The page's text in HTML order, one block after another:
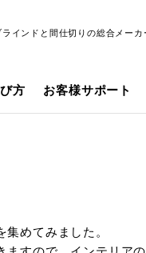
ラインドと間仕切りの総合メーカ
方 お客様サポート
めてみました。